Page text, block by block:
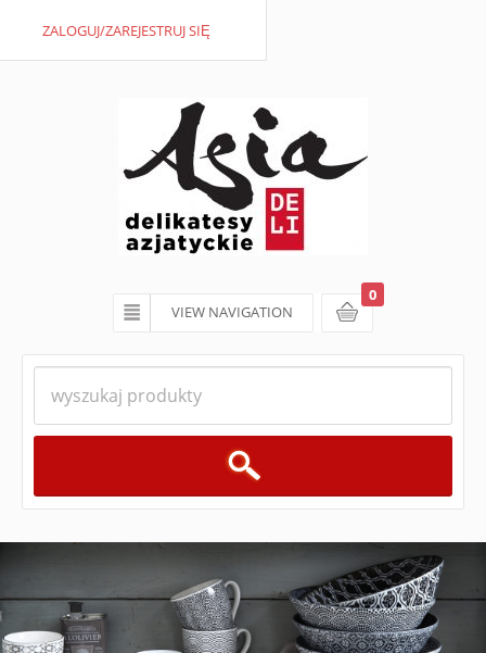
VIEW NAVIGATION
ZALOGUJ/ZAREJESTRUJ SIĘ
koszyk
0